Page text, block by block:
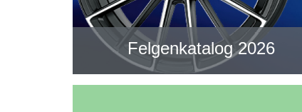
Felgenkatalog 2026